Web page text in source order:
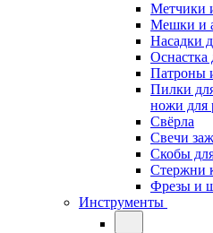
Метчики
Мешки и
Насадки
Оснастка
Патроны
Пилки
ножи для
Свёрла
Свечи
Скобы
Стержни
Фрезы и
Инструменты